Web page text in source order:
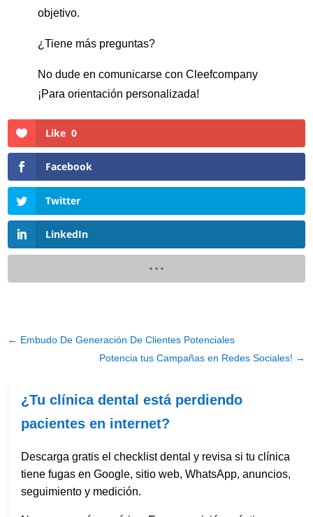
objetivo.
¿Tiene más preguntas?
No dude en comunicarse con Cleefcompany
¡Para orientación personalizada!
Like 0
Facebook
Twitter
LinkedIn
← Embudo De Generación De Clientes Potenciales
Potencia tus Campañas en Redes Sociales! →
¿Tu clínica dental está perdiendo
pacientes en internet?
Descarga gratis el checklist dental y revisa si tu clínica
tiene fugas en Google, sitio web, WhatsApp, anuncios,
seguimiento y medición.